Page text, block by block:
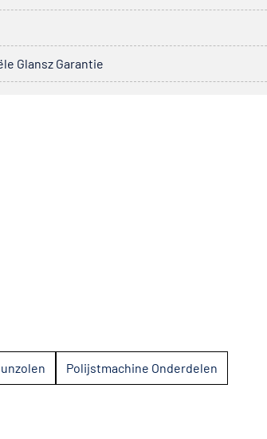
Glansz Garantie
Polijstmachine Onderdelen